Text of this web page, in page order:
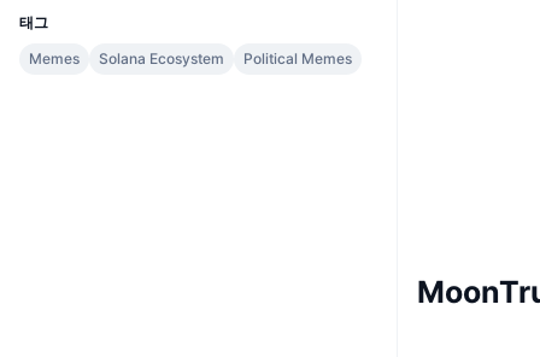
태그
Memes
Solana Ecosystem Political Memes